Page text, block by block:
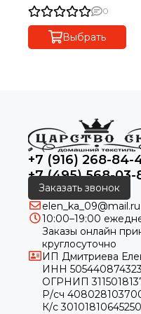
50х100 Maison Dor
0
Выбрать
+7 (916) 268-84-
+7 (495) 568-03-
Заказать звонок
elen_ka_09@mail.ru
10:00–19:00
Заказы онлайн
круглосуточно
ИП Дмитриева
ИНН 505440874323
ОГРНИП
Р/сч
К/с